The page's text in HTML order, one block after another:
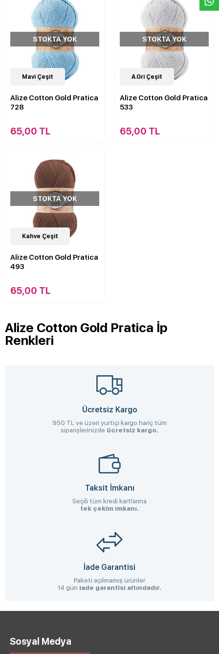
21Çeşit
STOKTA YOK
Mavi Çeşit
Alize Cotton Gold Pratica
728
65,00 TL
21Çeşit
STOKTA YOK
A.Gri Çeşit
Alize Cotton Gold Pratica
533
65,00 TL
21Çeşit
STOKTA YOK
Kahve Çeşit
Alize Cotton Gold Pratica
493
65,00 TL
Alize Cotton Gold Pratica İp
Renkleri
Ücretsiz Kargo
950 TL ve üzeri yurtiçi kargo hariç tüm
siparişlerinizde ücretsiz kargo.
Taksit İmkanı
Seçili tüm kredi kartlarına
tek çekim imkanı.
İade Garantisi
Paketi açılmamış ürünler
14 gün iade garantisi altındadır.
Sosyal Medya